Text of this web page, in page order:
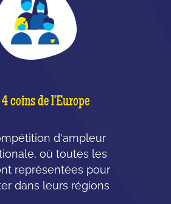
coins de l'Europe
d'ampleur
où toutes les
représentées pour
dans leurs régions